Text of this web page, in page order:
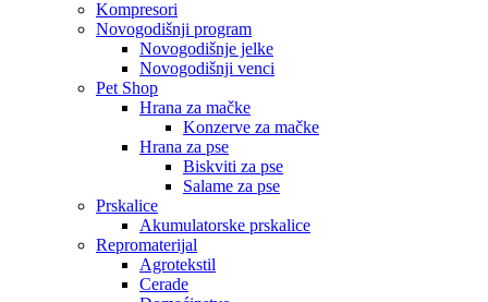
Kompresori
Novogodišnji program
Novogodišnje jelke
Novogodišnji venci
Pet Shop
Hrana za mačke
Konzerve za mačke
Hrana za pse
Biskviti za pse
Salame za pse
Prskalice
Akumulatorske prskalice
Repromaterijal
Agrotekstil
Cerade